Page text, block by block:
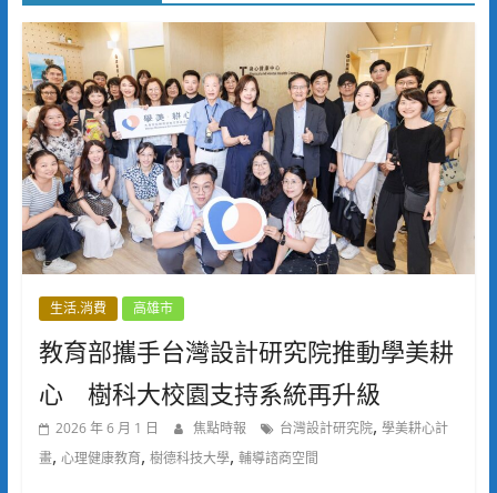
生活.消費 高雄市
教育部攜手台灣設計研究院推動學美耕
心 樹科大校園支持系統再升級
2026 年 6 月 1 日 焦點時報 台灣設計研究院, 學美耕心計
畫, 心理健康教育, 樹德科技大學, 輔導諮商空間